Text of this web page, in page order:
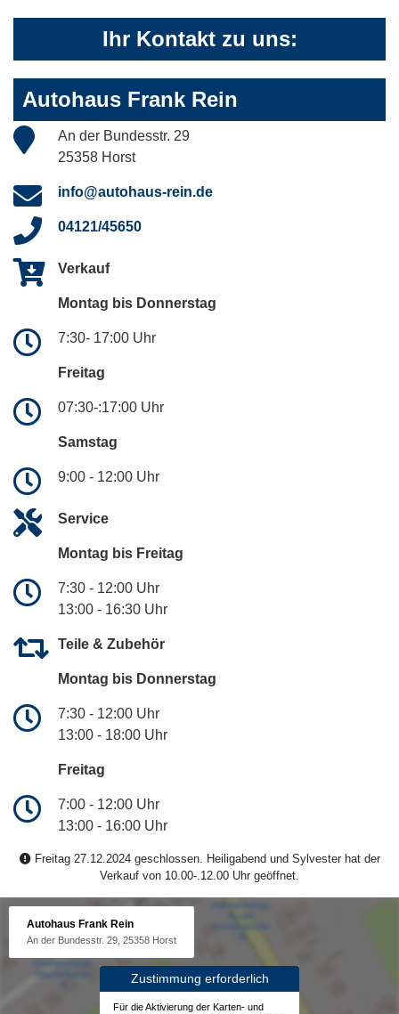
Ihr Kontakt zu uns:
Autohaus Frank Rein
An der Bundesstr. 29
25358 Horst
info@autohaus-rein.de
04121/45650
Verkauf
Montag bis Donnerstag
7:30- 17:00 Uhr
Freitag
07:30-:17:00 Uhr
Samstag
9:00 - 12:00 Uhr
Service
Montag bis Freitag
7:30 - 12:00 Uhr
13:00 - 16:30 Uhr
Teile & Zubehör
Montag bis Donnerstag
7:30 - 12:00 Uhr
13:00 - 18:00 Uhr
Freitag
7:00 - 12:00 Uhr
13:00 - 16:00 Uhr
Freitag 27.12.2024 geschlossen. Heiligabend und Sylvester hat der
Verkauf von 10.00-.12.00 Uhr geöffnet.
Autohaus Frank Rein
An der Bundesstr. 29, 25358 Horst
Zustimmung erforderlich
Für die Aktivierung der Karten- und